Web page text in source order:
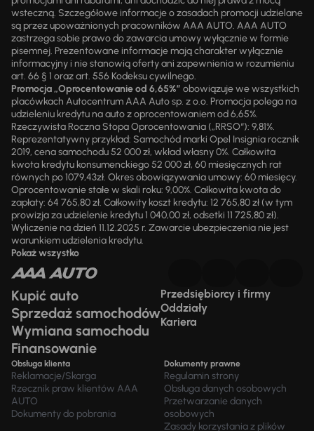
wsteczną. Szczegółowe informacje o zasadach promocji udzielane
są przez upoważnionych pracowników AAA AUTO. AAA AUTO
zastrzega sobie prawo do zawarcia umowy wyłącznie w formie
pisemnej. Prezentowane informacje mają charakter wyłącznie
informacyjny i nie stanowią oferty ani zapewnienia w rozumieniu
art. 66 § 1 oraz art. 556 Kodeksu cywilnego.
Promocja „Oprocentowanie od 6,65%” obowiązuje we wszystkich
placówkach Autocentrum AAA Auto sp. z o.o. Promocja polega na
udzieleniu kredytu na auto z oprocentowaniem od 6,65%.
Rzeczywista Roczna Stopa Oprocentowania („RRSO“): 9,81%.
Reprezentatywny przykład: Samochód marki Opel Insignia rocznik
2019, cena samochodu 52 000 zł, wkład własny 0%. Całkowita
kwota kredytu konsumenckiego 52 000 zł, 60 miesięcznych rat
równych po 1079,43zł. Okres obowiązywania umowy: 60 miesięcy.
Oprocentowanie stałe w skali roku: 9,00%. Całkowita kwota do
zapłaty: 64 765,80 zł. Całkowity koszt kredytu: 12 765,80 zł (w tym
prowizja za udzielenie kredytu 1 040,00 zł, odsetki 11 725,80 zł).
Wyliczenie na dzień 11.12.2025 r. Zawarcie ubezpieczenia nie jest
warunkiem udzielenia kredytu.
Pokaż wszystko
Kupić auto
Sprzedaż samochodów
Wymiana samochodu
Finansowanie
Przedsiębiorcy i firmy
Oddziały
Kariera
Obsługa klienta
Reklamacje/Skarga
Rzecznik praw klientów AAA
AUTO
Dokumenty do pobrania
Dokumenty prawne
Regulamin strony
Obsługa danych osobowych
Przetwarzanie danych
osobowych
Zasady korzystania z plików